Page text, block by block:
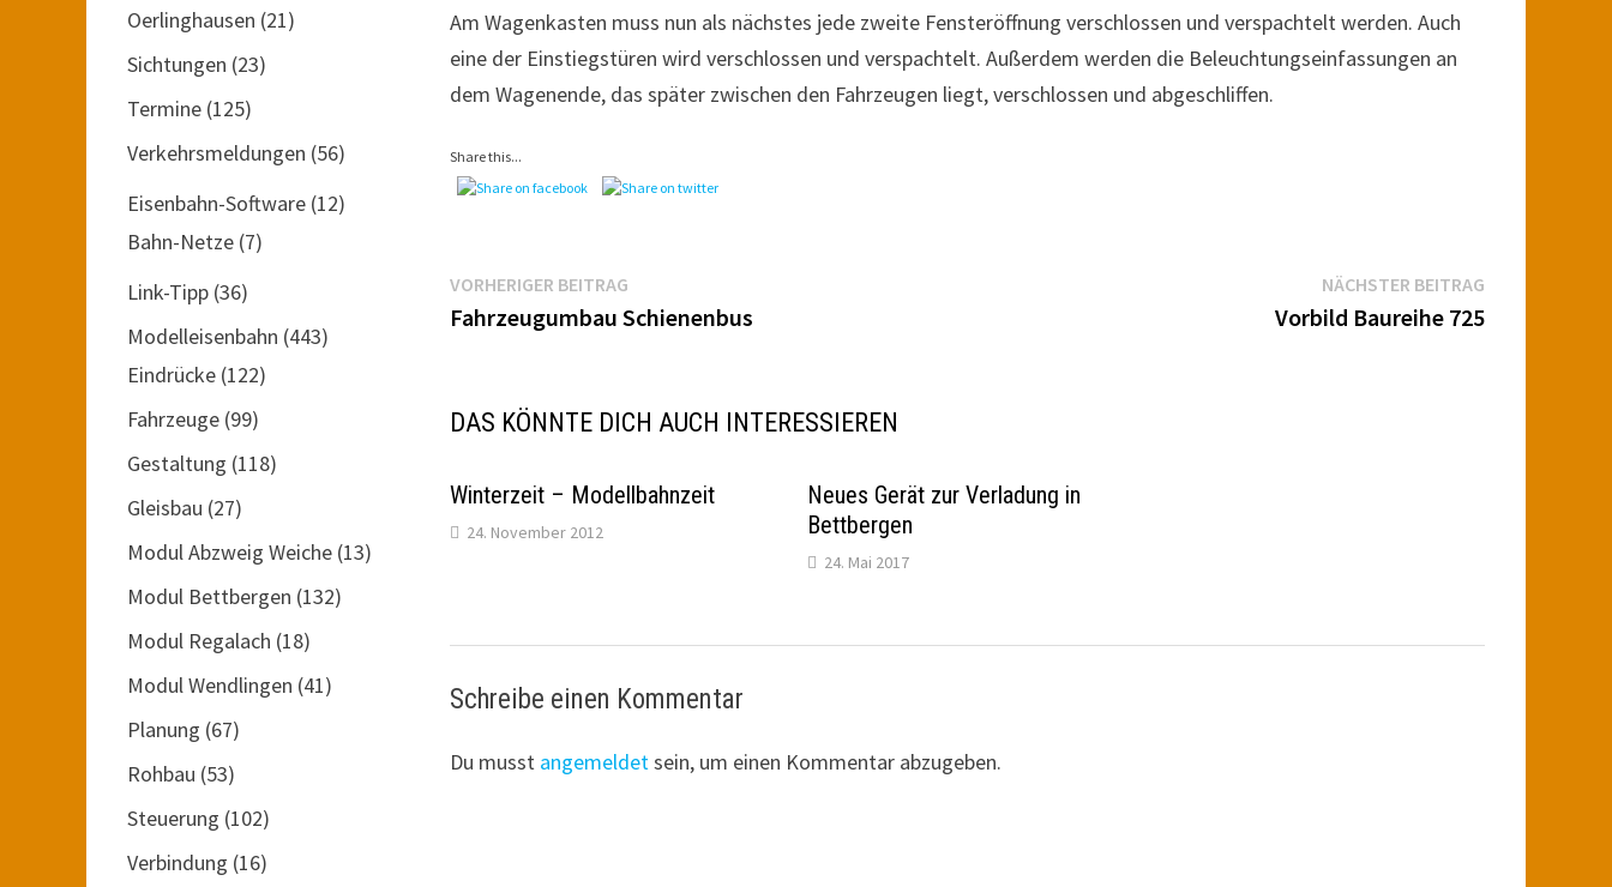
Am Wagenkasten muss nun als nächstes jede zweite Fensteröffnung verschlossen und verspachtelt werden. Auch
eine der Einstiegstüren wird verschlossen und verspachtelt. Außerdem werden die Beleuchtungseinfassungen an
dem Wagenende, das später zwischen den Fahrzeugen liegt, verschlossen und abgeschliffen.
Share this...
Beitragsnavigation
VORHERIGER BEITRAG
Beitrag:
Fahrzeugumbau Schienenbus
NÄCHSTER BEITRAGNächster
Beitrag:
Vorbild Baureihe 725
DAS KÖNNTE DICH AUCH INTERESSIEREN
Winterzeit – Modellbahnzeit
24. November 2012
Neues Gerät zur Verladung in
Bettbergen
24. Mai 2017
Schreibe einen Kommentar
Du musst angemeldetsein, um einen Kommentar abzugeben.
Oerlinghausen (21)
Sichtungen (23)
Termine (125)
Verkehrsmeldungen (56)
Eisenbahn-Software (12)
Bahn-Netze (7)
Link-Tipp (36)
Modelleisenbahn (443)
Eindrücke (122)
Fahrzeuge (99)
Gestaltung (118)
Gleisbau (27)
Modul Abzweig Weiche (13)
Modul Bettbergen (132)
Modul Regalach (18)
Modul Wendlingen (41)
Planung (67)
Rohbau (53)
Steuerung (102)
Verbindung (16)